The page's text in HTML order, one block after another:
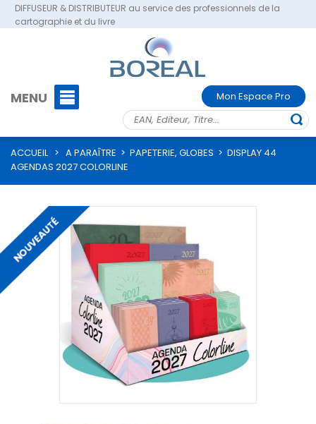
DIFFUSEUR & DISTRIBUTEUR au service des professionnels de la
cartographie et du livre
MENU Mon Espace Pro
ACCUEIL > A PARAÎTRE > PAPETERIE, GLOBES > DISPLAY 44
AGENDAS 2027 COLORLINE